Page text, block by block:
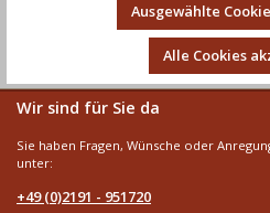
Wir sind für Sie da
Sie haben Fragen, Wünsche oder
unter:
+49 (0)2191 - 951720
Ausgewählte
Alle Cookies